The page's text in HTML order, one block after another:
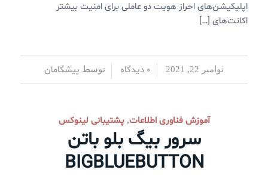
اپلیکیشن‌های احراز هویت دو عاملی برای امنیت بیشتر
اکانت‌های […]
نوامبر 22, 2021 / 0 دیدگاه/ توسط پیشگامان
آموزش فناوری اطلاعات,پشتیبانی لینوکس
سرور بیگ بلو باتن
BIGBLUEBUTTON